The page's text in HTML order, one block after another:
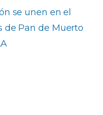
se unen en el
de Pan de Muerto